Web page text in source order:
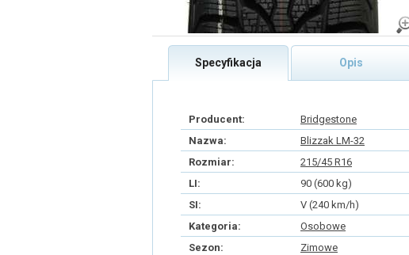
Specyfikacja Opis
Producent:
Bridgestone
Nazwa:
Blizzak LM-32
Rozmiar:
215/45 R16
LI:
90 (600 kg)
SI:
V (240 km/h)
Kategoria:
Osobowe
Sezon:
Zimowe